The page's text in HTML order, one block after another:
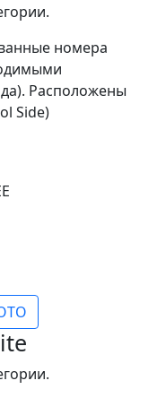
номера
Расположены
Side)